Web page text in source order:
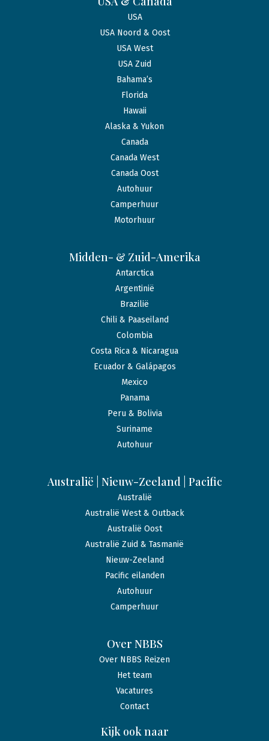
USA
USA Noord & Oost
USA West
USA Zuid
Bahama’s
Florida
Hawaii
Alaska & Yukon
Canada
Canada West
Canada Oost
Autohuur
Camperhuur
Motorhuur
Midden- & Zuid-Amerika
Antarctica
Argentinië
Brazilië
Chili & Paaseiland
Colombia
Costa Rica & Nicaragua
Ecuador & Galápagos
Mexico
Panama
Peru & Bolivia
Suriname
Autohuur
Australië | Nieuw-Zeeland | Pacific
Australië
Australië West & Outback
Australië Oost
Australië Zuid & Tasmanië
Nieuw-Zeeland
Pacific eilanden
Autohuur
Camperhuur
Over NBBS
Over NBBS Reizen
Het team
Vacatures
Contact
Kijk ook naar